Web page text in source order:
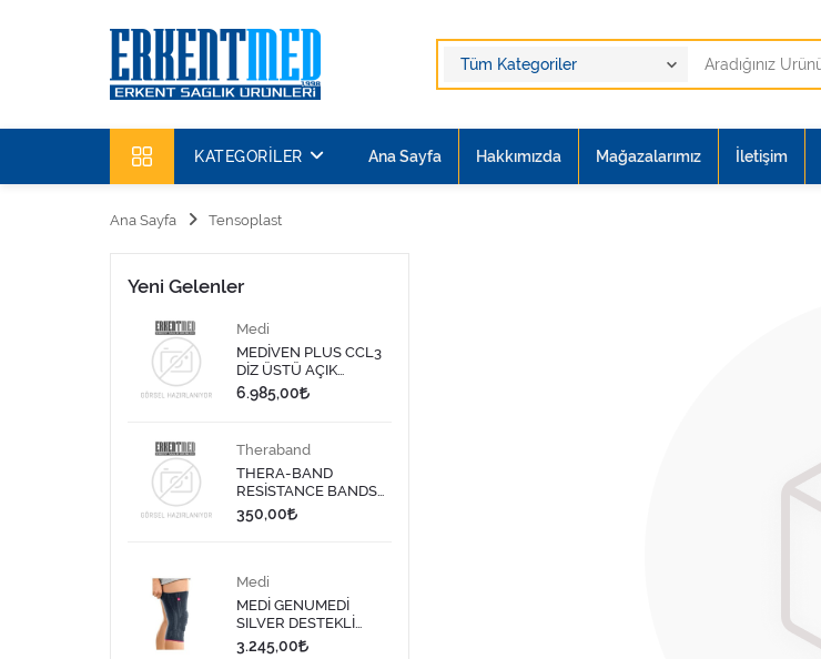
KATEGORILER Ana Sayfa Hakkımızda Mağazalarımız İletişim
Ana Sayfa Tensoplast
Yeni Gelenler
Medi
MEDİVEN PLUS CCL3
DİZ ÜSTÜ AÇIK
BURUN BEJ - V
6.985,00
Theraband
THERA-BAND
RESİSTANCE BANDS
DISPENSER/DİRENÇ
BANDI LATEKS 1,5
350,00
Medi
MEDİ GENUMEDİ
SILVER DESTEKLİ
DİZLİK 613 - 9
3.245,00